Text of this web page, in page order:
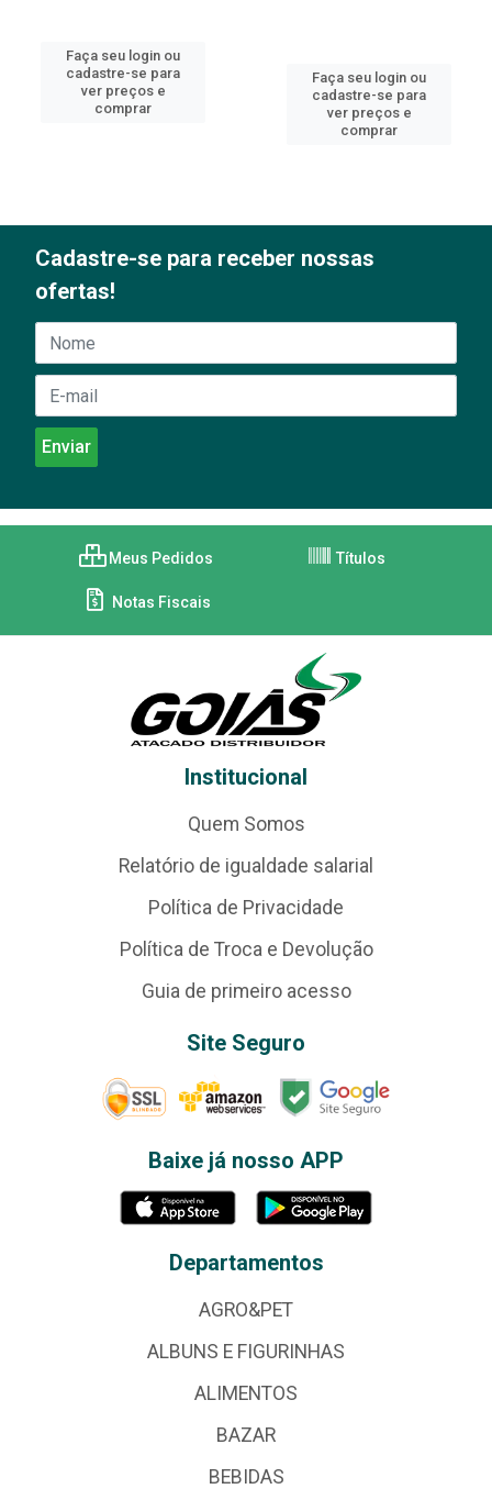
Faça seu login ou
cadastre-se para
ver preços e
comprar
Faça seu login ou
cadastre-se para
ver preços e
comprar
Cadastre-se para receber nossas
ofertas!
Meus Pedidos Títulos
Notas Fiscais
Institucional
Quem Somos
Relatório de igualdade salarial
Política de Privacidade
Política de Troca e Devolução
Guia de primeiro acesso
Site Seguro
Baixe já nosso APP
Departamentos
AGRO&PET
ALBUNS E FIGURINHAS
ALIMENTOS
BAZAR
BEBIDAS